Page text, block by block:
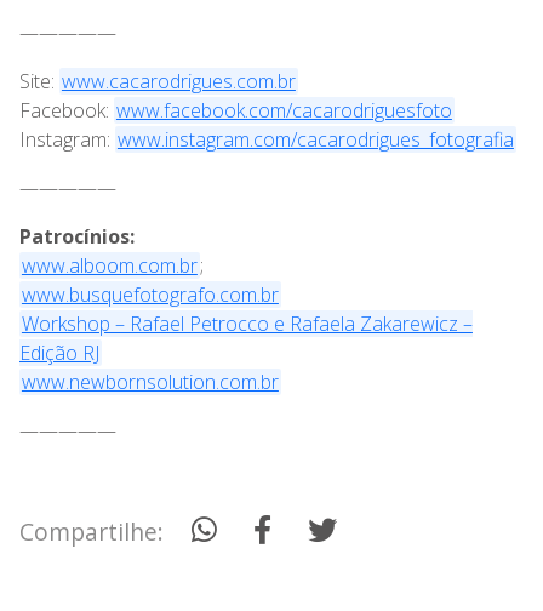
—————
Site: www.cacarodrigues.com.br
Facebook: www.facebook.com/cacarodriguesfoto
Instagram: www.instagram.com/cacarodrigues_fotografia
—————
Patrocínios:
www.alboom.com.br;
www.busquefotografo.com.br
Workshop – Rafael Petrocco e Rafaela Zakarewicz –
Edição RJ
www.newbornsolution.com.br
—————
Compartilhe: